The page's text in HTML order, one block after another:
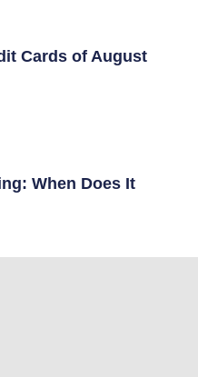
Cards of August
When Does It